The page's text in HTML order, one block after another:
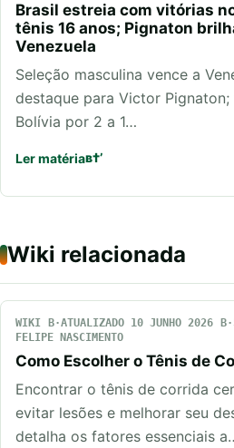
Brasil estreia com vitórias
tênis 16 anos; Pignaton
Venezuela
Seleção masculina vence a
destaque para Victor
Bolívia por 2 a 1…
Ler matéria
Wiki relacionada
WIKI ATUALIZADO 10 JUNHO 2026
FELIPE NASCIMENTO
Como Escolher o Tênis de
Encontrar o tênis de corrida
evitar lesões e melhorar seu
detalha os fatores essenciais